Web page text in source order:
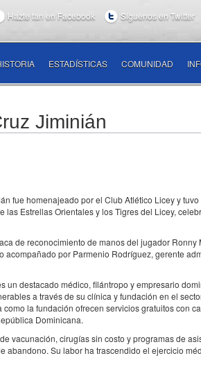
Hazte fan en Facebook Síguenos en Twitter
ESTADÍSTICAS COMUNIDAD
Jiminián
fue homenajeado por el Club Atlético Licey y
Estrellas Orientales y los Tigres del Licey,
de reconocimiento de manos del jugador Ronny
por Parmenio Rodríguez, gerente
un destacado médico, filántropo y empresario
a través de su clínica y fundación en el
la fundación ofrecen servicios gratuitos con
Dominicana.
vacunación, cirugías sin costo y programas de
abandono. Su labor ha trascendido el ejercicio